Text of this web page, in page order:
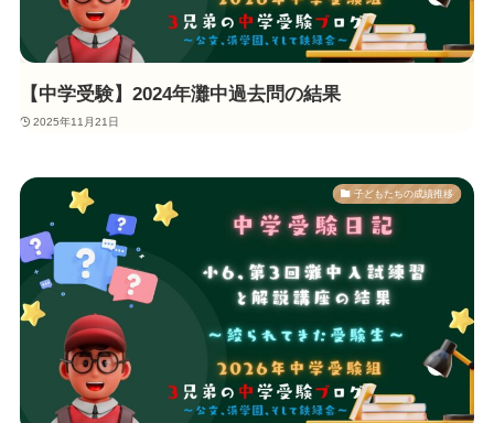
【中学受験】2024年灘中過去問の結果
2025年11月21日
子どもたちの成績推移